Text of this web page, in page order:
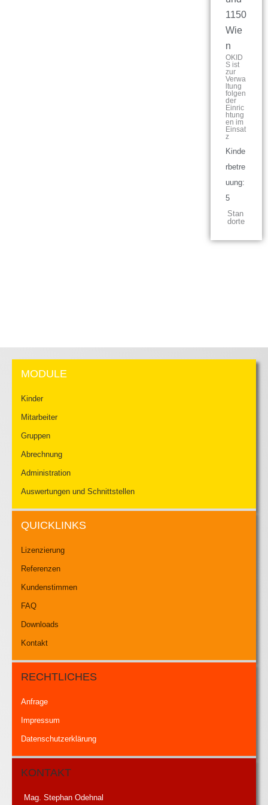
1150
Wie
n
OKID
S ist
zur
Verwa
ltung
folgen
der
Einric
htung
en im
Einsat
z
Kinde
rbetre
uung:
5
Stan
dorte
MODULE
Kinder
Mitarbeiter
Gruppen
Abrechnung
Administration
Auswertungen und Schnittstellen
QUICKLINKS
Lizenzierung
Referenzen
Kundenstimmen
FAQ
Downloads
Kontakt
RECHTLICHES
Anfrage
Impressum
Datenschutzerklärung
KONTAKT
Mag. Stephan Odehnal